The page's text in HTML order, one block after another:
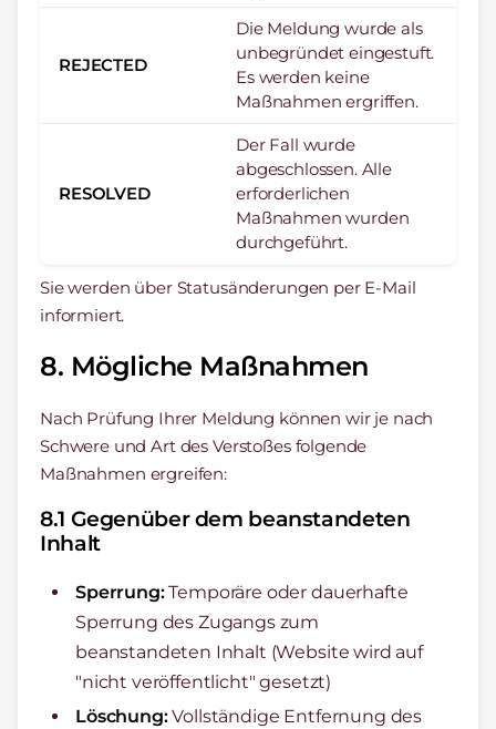
REJECTED
Die Meldung wurde als
unbegründet eingestuft.
Es werden keine
Maßnahmen ergriffen.
RESOLVED
Der Fall wurde
abgeschlossen. Alle
erforderlichen
Maßnahmen wurden
durchgeführt.
Sie werden über Statusänderungen per E-Mail
informiert.
8. Mögliche Maßnahmen
Nach Prüfung Ihrer Meldung können wir je nach
Schwere und Art des Verstoßes folgende
Maßnahmen ergreifen:
8.1 Gegenüber dem beanstandeten
Inhalt
Sperrung:Temporäre oder dauerhafte
Sperrung des Zugangs zum
beanstandeten Inhalt (Website wird auf
"nicht veröffentlicht" gesetzt)
Löschung:Vollständige Entfernung des